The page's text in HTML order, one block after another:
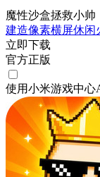
魔性沙盒拯救小帅
建造像素横屏休闲
立即下载
官方正版
使用小米游戏中心